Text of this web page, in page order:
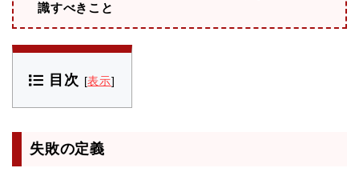
識すべきこと
目次 [表示]
失敗の定義